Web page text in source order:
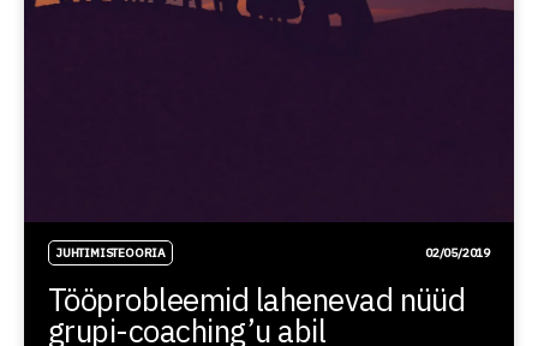
JUHTIMISTEOORIA 02/05/2019
Tööprobleemid lahenevad nüüd
grupi-coaching’u abil